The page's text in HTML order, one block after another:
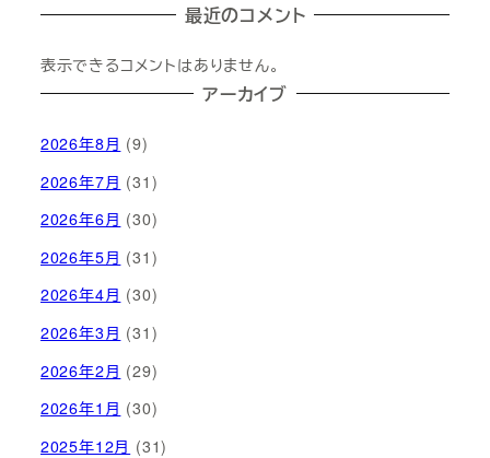
最近のコメント
表示できるコメントはありません。
アーカイブ
2026年8月 (9)
2026年7月 (31)
2026年6月 (30)
2026年5月 (31)
2026年4月 (30)
2026年3月 (31)
2026年2月 (29)
2026年1月 (30)
2025年12月 (31)